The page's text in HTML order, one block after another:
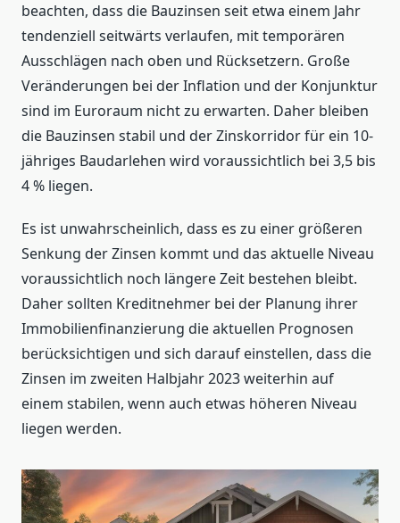
beachten, dass die Bauzinsen seit etwa einem Jahr
tendenziell seitwärts verlaufen, mit temporären
Ausschlägen nach oben und Rücksetzern. Große
Veränderungen bei der Inflation und der Konjunktur
sind im Euroraum nicht zu erwarten. Daher bleiben
die Bauzinsen stabil und der Zinskorridor für ein 10-
jähriges Baudarlehen wird voraussichtlich bei 3,5 bis
4 % liegen.
Es ist unwahrscheinlich, dass es zu einer größeren
Senkung der Zinsen kommt und das aktuelle Niveau
voraussichtlich noch längere Zeit bestehen bleibt.
Daher sollten Kreditnehmer bei der Planung ihrer
Immobilienfinanzierung die aktuellen Prognosen
berücksichtigen und sich darauf einstellen, dass die
Zinsen im zweiten Halbjahr 2023 weiterhin auf
einem stabilen, wenn auch etwas höheren Niveau
liegen werden.